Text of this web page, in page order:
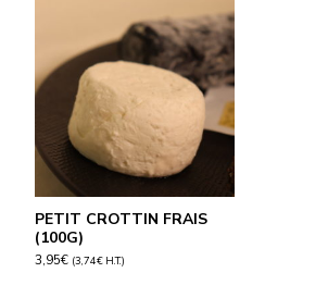
PETIT CROTTIN FRAIS
(100G)
3,95€ (3,74€ H.T.)